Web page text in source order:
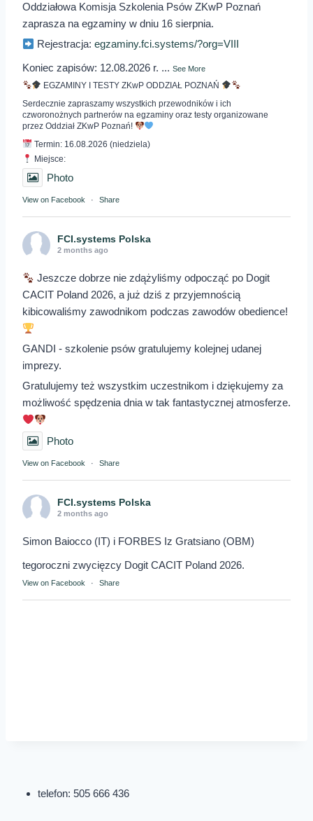
Oddziałowa Komisja Szkolenia Psów ZKwP Poznań
zaprasza na egzaminy w dniu 16 sierpnia.
Rejestracja:egzaminy.fci.systems/?org=VIII
Koniec zapisów: 12.08.2026 r.
EGZAMINY I TESTY ZKwP ODDZIAŁ POZNAŃ
Serdecznie zapraszamy wszystkich przewodników i ich
czworonożnych partnerów na egzaminy oraz testy organizowane
przez Oddział ZKwP Poznań!
Termin: 16.08.2026 (niedziela)
Miejsce:
... See More
Photo
View on Facebook · Share
FCI.systems Polska
2 months ago
Jeszcze dobrze nie zdążyliśmy odpocząć po Dogit
CACIT Poland 2026, a już dziś z przyjemnością
kibicowaliśmy zawodnikom podczas zawodów obedience!
GANDI - szkolenie psów gratulujemy kolejnej udanej
imprezy.
Gratulujemy też wszystkim uczestnikom i dziękujemy za
możliwość spędzenia dnia w tak fantastycznej atmosferze.
Photo
View on Facebook · Share
FCI.systems Polska
2 months ago
Simon Baiocco (IT) i FORBES Iz Gratsiano (OBM)
tegoroczni zwycięzcy Dogit CACIT Poland 2026.
View on Facebook · Share
telefon: 505 666 436